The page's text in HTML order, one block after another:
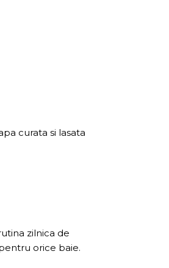
curata si lasata
zilnica de
orice baie.